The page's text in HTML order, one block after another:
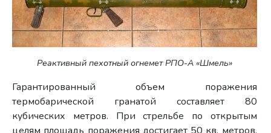
Реактивный пехотный огнемет РПО-А «Шмель»
Гарантированный объем поражения
термобарической гранатой составляет 80
кубических метров. При стрельбе по открытым